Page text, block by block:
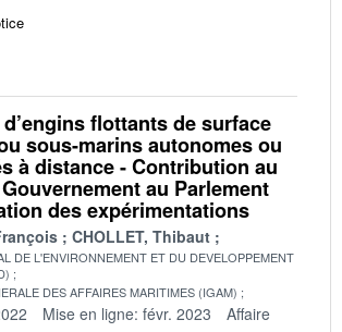
flottants de surface
sous-marins autonomes ou
à distance - Contribution au
au Parlement
des expérimentations
CHOLLET, Thibaut
DE L'ENVIRONNEMENT ET DU DEVELOPPEMENT
DES AFFAIRES MARITIMES (IGAM)
Mise en ligne: févr. 2023
Affaire